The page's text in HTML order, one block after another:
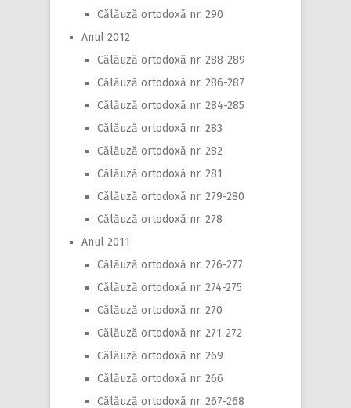
Călăuză ortodoxă nr. 290
Anul 2012
Călăuză ortodoxă nr. 288-289
Călăuză ortodoxă nr. 286-287
Călăuză ortodoxă nr. 284-285
Călăuză ortodoxă nr. 283
Călăuză ortodoxă nr. 282
Călăuză ortodoxă nr. 281
Călăuză ortodoxă nr. 279-280
Călăuză ortodoxă nr. 278
Anul 2011
Călăuză ortodoxă nr. 276-277
Călăuză ortodoxă nr. 274-275
Călăuză ortodoxă nr. 270
Călăuză ortodoxă nr. 271-272
Călăuză ortodoxă nr. 269
Călăuză ortodoxă nr. 266
Călăuză ortodoxă nr. 267-268